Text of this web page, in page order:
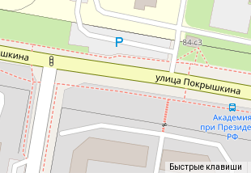
Быстрые клавиши